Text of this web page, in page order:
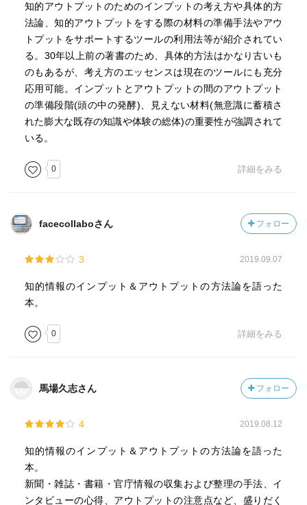
歴史的事実を問うときに必要な基礎的事実関係は、誰でも
知るように５Ｗ１Ｈに要約することができる。
誰でも形式的にはそれを問うことは忘れないだろう。しか
し、５Ｗ１Ｈの１つ１つについて、どれだけ具体的事実を
引き出して掘り下げていくことができるかは、人によっ
て、千差万別である。
どこで差ができるかといえば、質問者の想像力によってで
ある。
内的事実を丹念に記述し表現するなどということは大半の
れをさらに深めた表現にするために、
ヴォキャブラリーや表現法をこちらで工夫して提供してや
論理的想像力というのは、事実をつなぐ論理を発見する能
力、あるいは、人の推論をきいて、
が欠けた者同士が語り合うと、
…プロのインタビュアーであれば、相手に論理的想像力が
欠けている場合でも、
道が立ったことを語らせるように努力すべきである。
ただし、その場合、誘導過剰になって、相手の本意でない
ことを語らせる結果に陥ってはならない。
…話の筋道さえ立っていれば、論理の運びの手続きをスキ
ップしていくことは一向にさしつかえないどころか、むし
知的アウトプットのためのインプットの考え方や具体的方
法論、知的アウトプットをする際の材料の準備手法やアウ
トプットをサポートするツールの利用法等が紹介されてい
る。30年以上前の著書のため、具体的方法はかなり古いも
のもあるが、考え方のエッセンスは現在のツールにも充分
応用可能。インプットとアウトプットの間のアウトプット
の準備段階(頭の中の発酵)、見えない材料(無意識に蓄積さ
れた膨大な既存の知識や体験の総体)の重要性が強調されて
いる。
0 詳細をみる
facecollaboさん フォロー
3 2019.09.07
知的情報のインプット＆アウトプットの方法論を語った
本。
0 詳細をみる
馬場久志さん フォロー
4 2019.08.12
知的情報のインプット＆アウトプットの方法論を語った
本。
新聞・雑誌・書籍・官庁情報の収集および整理の手法、イ
ンタビューの心得、アウトプットの注意点など、盛りだく